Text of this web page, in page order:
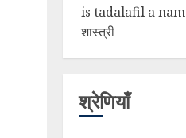
is tadalafil a
शास्त्री
श्रेणियाँ